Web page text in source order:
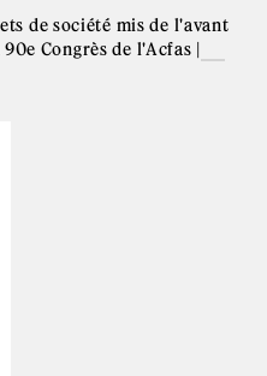
de société mis de l'avant
Congrès de l'Acfas |